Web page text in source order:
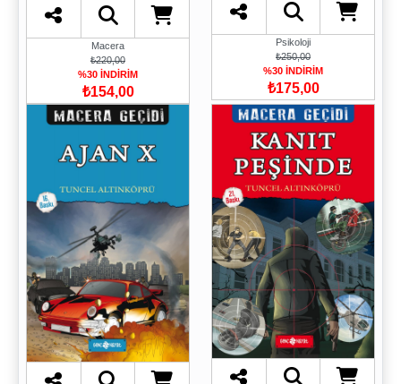
Macera
₺220,00
%30 İNDİRİM
₺154,00
Psikoloji
₺250,00
%30 İNDİRİM
₺175,00